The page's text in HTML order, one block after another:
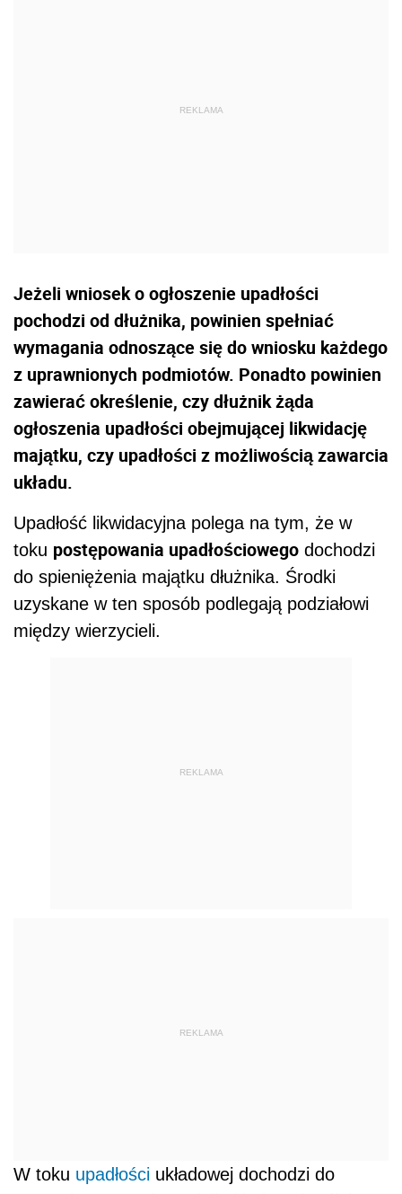
Jeżeli wniosek o ogłoszenie upadłości
pochodzi od dłużnika, powinien spełniać
wymagania odnoszące się do wniosku każdego
z uprawnionych podmiotów. Ponadto powinien
zawierać określenie, czy dłużnik żąda
ogłoszenia upadłości obejmującej likwidację
majątku, czy upadłości z możliwością zawarcia
układu.
Upadłość likwidacyjna polega na tym, że w
toku postępowania upadłościowego dochodzi
do spieniężenia majątku dłużnika. Środki
uzyskane w ten sposób podlegają podziałowi
między wierzycieli.
REKLAMA
REKLAMA
W toku upadłości układowej dochodzi do